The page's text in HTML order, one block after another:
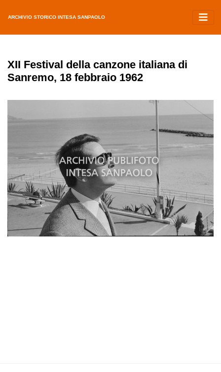
ARCHIVIO STORICO INTESA SANPAOLO
XII Festival della canzone italiana di
Sanremo, 18 febbraio 1962